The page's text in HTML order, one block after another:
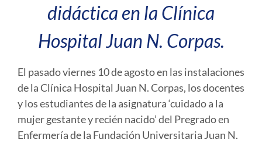
didáctica en la Clínica
Hospital Juan N. Corpas.
El pasado viernes 10 de agosto en las instalaciones
de la Clínica Hospital Juan N. Corpas, los docentes
y los estudiantes de la asignatura ‘cuidado a la
mujer gestante y recién nacido’ del Pregrado en
Enfermería de la Fundación Universitaria Juan N.